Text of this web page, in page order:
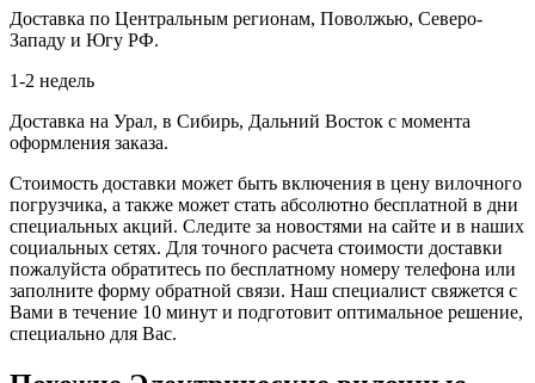
Доставка по Центральным регионам, Поволжью, Северо-
Западу и Югу РФ.
1-2 недель
Доставка на Урал, в Сибирь, Дальний Восток с момента
оформления заказа.
Стоимость доставки может быть включения в цену вилочного
погрузчика, а также может стать абсолютно бесплатной в дни
специальных акций. Следите за новостями на сайте и в наших
социальных сетях. Для точного расчета стоимости доставки
пожалуйста обратитесь по бесплатному номеру телефона или
заполните форму обратной связи. Наш специалист свяжется с
Вами в течение 10 минут и подготовит оптимальное решение,
специально для Вас.